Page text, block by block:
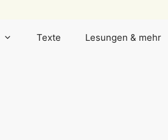
Texte Lesungen & mehr